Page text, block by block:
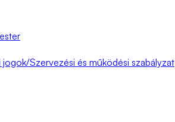
Szervezési és működési szabályzat